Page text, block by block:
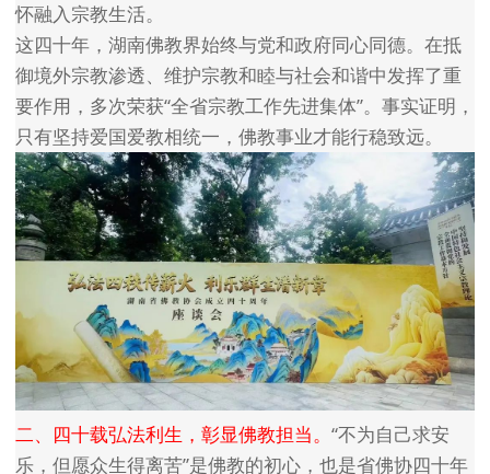
怀融入宗教生活。
这四十年，湖南佛教界始终与党和政府同心同德。在抵
御境外宗教渗透、维护宗教和睦与社会和谐中发挥了重
要作用，多次荣获“全省宗教工作先进集体”。事实证明，
只有坚持爱国爱教相统一，佛教事业才能行稳致远。
二、四十载弘法利生，彰显佛教担当。 “不为自己求安
乐，但愿众生得离苦”是佛教的初心，也是省佛协四十年